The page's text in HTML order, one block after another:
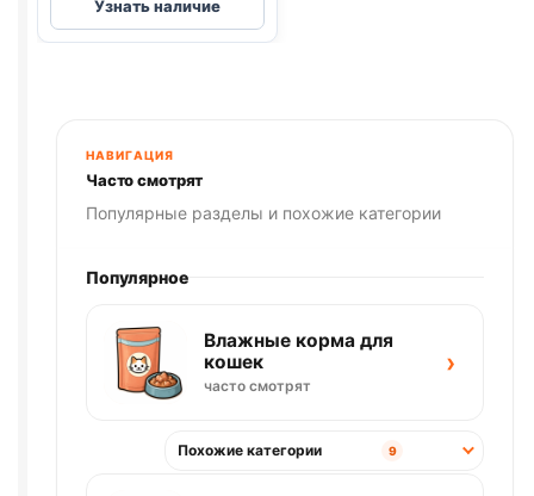
Plan
сух.
Узнать наличие
НАВИГАЦИЯ
Часто смотрят
Популярные разделы и похожие категории
Популярное
Влажные корма для
кошек
часто смотрят
›
Похожие категории 9